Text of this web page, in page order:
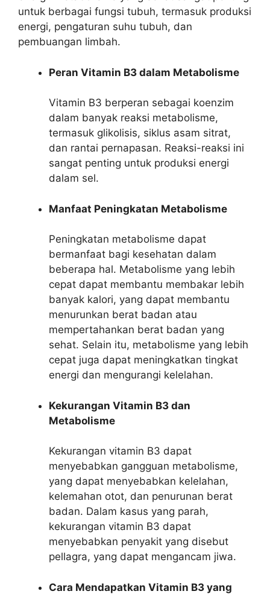
untuk berbagai fungsi tubuh, termasuk produksi
energi, pengaturan suhu tubuh, dan
pembuangan limbah.
Peran Vitamin B3 dalam Metabolisme
Vitamin B3 berperan sebagai koenzim
dalam banyak reaksi metabolisme,
termasuk glikolisis, siklus asam sitrat,
dan rantai pernapasan. Reaksi-reaksi ini
sangat penting untuk produksi energi
dalam sel.
Manfaat Peningkatan Metabolisme
Peningkatan metabolisme dapat
bermanfaat bagi kesehatan dalam
beberapa hal. Metabolisme yang lebih
cepat dapat membantu membakar lebih
banyak kalori, yang dapat membantu
menurunkan berat badan atau
mempertahankan berat badan yang
sehat. Selain itu, metabolisme yang lebih
cepat juga dapat meningkatkan tingkat
energi dan mengurangi kelelahan.
Kekurangan Vitamin B3 dan
Metabolisme
Kekurangan vitamin B3 dapat
menyebabkan gangguan metabolisme,
yang dapat menyebabkan kelelahan,
kelemahan otot, dan penurunan berat
badan. Dalam kasus yang parah,
kekurangan vitamin B3 dapat
menyebabkan penyakit yang disebut
pellagra, yang dapat mengancam jiwa.
Cara Mendapatkan Vitamin B3 yang